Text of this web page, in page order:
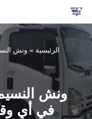
تخطى
المحتوى
الرئيسية » ونش
ونش
في أي وقت